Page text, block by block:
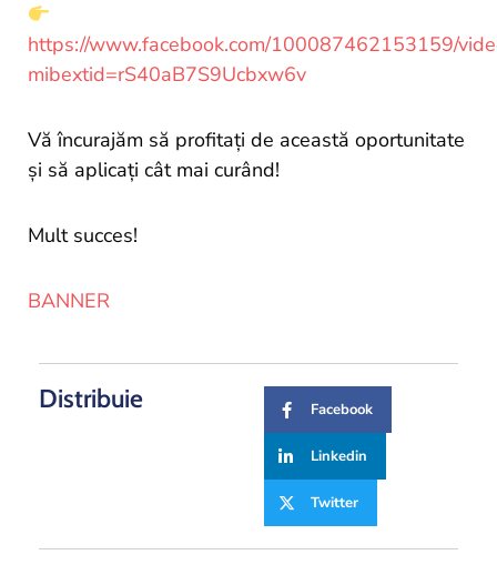
https://www.facebook.com/100087462153159/
mibextid=rS40aB7S9Ucbxw6v
Vă încurajăm să profitați de această oportunitate
și să aplicați cât mai curând!
Mult succes!
BANNER
Distribuie Facebook
Linkedin
Twitter